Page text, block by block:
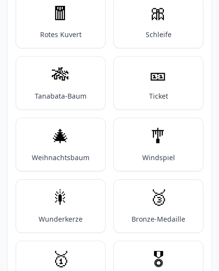
🧧
Rotes Kuvert
🎀
Schleife
🎋
Tanabata-Baum
🎫
Ticket
🎄
Weihnachtsbaum
🎐
Windspiel
🎇
Wunderkerze
🥉
Bronze-Medaille
🥇 🎖️